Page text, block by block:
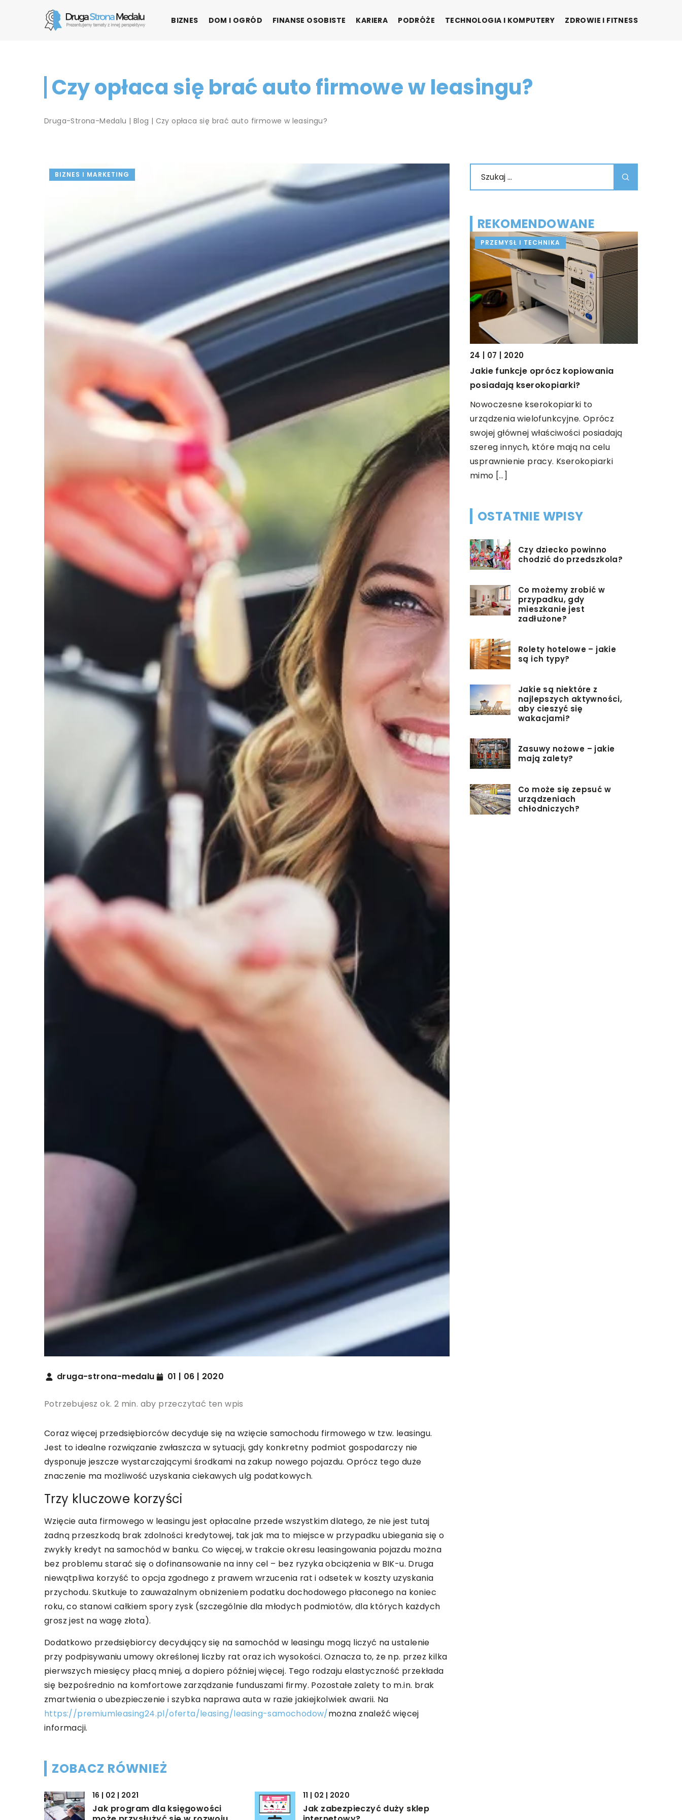
BIZNES DOM I OGRÓD FINANSE OSOBISTE KARIERA PODRÓŻE TECHNOLOGIA I KOMPUTERY ZDROWIE I FITNESS
Czy opłaca się brać auto firmowe w leasingu?
Druga-Strona-Medalu | Blog | Czy opłaca się brać auto firmowe w leasingu?
BIZNES I MARKETING
druga-strona-medalu 01 | 06 | 2020
Potrzebujesz ok. 2 min. aby przeczytać ten wpis
Coraz więcej przedsiębiorców decyduje się na wzięcie samochodu firmowego w tzw. leasingu.
Jest to idealne rozwiązanie zwłaszcza w sytuacji, gdy konkretny podmiot gospodarczy nie
dysponuje jeszcze wystarczającymi środkami na zakup nowego pojazdu. Oprócz tego duże
znaczenie ma możliwość uzyskania ciekawych ulg podatkowych.
Trzy kluczowe korzyści
Wzięcie auta firmowego w leasingu jest opłacalne przede wszystkim dlatego, że nie jest tutaj
żadną przeszkodą brak zdolności kredytowej, tak jak ma to miejsce w przypadku ubiegania się o
zwykły kredyt na samochód w banku. Co więcej, w trakcie okresu leasingowania pojazdu można
bez problemu starać się o dofinansowanie na inny cel – bez ryzyka obciążenia w BIK-u. Druga
niewątpliwa korzyść to opcja zgodnego z prawem wrzucenia rat i odsetek w koszty uzyskania
przychodu. Skutkuje to zauważalnym obniżeniem podatku dochodowego płaconego na koniec
roku, co stanowi całkiem spory zysk (szczególnie dla młodych podmiotów, dla których każdych
grosz jest na wagę złota).
Dodatkowo przedsiębiorcy decydujący się na samochód w leasingu mogą liczyć na ustalenie
przy podpisywaniu umowy określonej liczby rat oraz ich wysokości. Oznacza to, że np. przez kilka
pierwszych miesięcy płacą mniej, a dopiero później więcej. Tego rodzaju elastyczność przekłada
się bezpośrednio na komfortowe zarządzanie funduszami firmy. Pozostałe zalety to m.in. brak
zmartwienia o ubezpieczenie i szybka naprawa auta w razie jakiejkolwiek awarii. Na
https://premiumleasing24.pl/oferta/leasing/leasing-samochodow/można znaleźć więcej
informacji.
ZOBACZ RÓWNIEŻ
16 | 02 | 2021
Jak program dla księgowości
11 | 02 | 2020
Jak zabezpieczyć duży sklep
REKOMENDOWANE
CZAS WOLNY
10 | 12 | 2021
Jak skutecznie się uczyć?
Sesja, egzamin, sprawdzian, a może
matura? Przyswojenie dużej ilości
materiału jest trudne i wymaga dużo
czasu i skupienia. Mózg przyswaja […]
ŻYCIE I CZŁOWIEK
19 | 03 | 2022
Z jakimi kwestiami wiąże się zakup
Świeżo upieczony właściciel łódź lub
skutera wodnego staje przed
dylematem przetransportowania go i
zwodowania na wybranym przez siebie
akwenie. Do […]
PRZEMYSŁ I TECHNIKA
24 | 07 | 2020
Jakie funkcje oprócz kopiowania
posiadają kserokopiarki?
Nowoczesne kserokopiarki to
urządzenia wielofunkcyjne. Oprócz
swojej głównej właściwości posiadają
szereg innych, które mają na celu
usprawnienie pracy. Kserokopiarki
mimo […]
OSTATNIE WPISY
Czy dziecko powinno
chodzić do przedszkola?
Co możemy zrobić w
przypadku, gdy
mieszkanie jest
zadłużone?
Rolety hotelowe – jakie
są ich typy?
Jakie są niektóre z
najlepszych aktywności,
aby cieszyć się
wakacjami?
Zasuwy nożowe – jakie
mają zalety?
Co może się zepsuć w
urządzeniach
chłodniczych?